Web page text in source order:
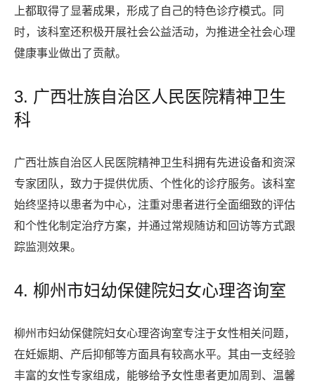
上都取得了显著成果，形成了自己的特色诊疗模式。同
时，该科室还积极开展社会公益活动，为推进全社会心理
健康事业做出了贡献。
3. 广西壮族自治区人民医院精神卫生
科
广西壮族自治区人民医院精神卫生科拥有先进设备和资深
专家团队，致力于提供优质、个性化的诊疗服务。该科室
始终坚持以患者为中心，注重对患者进行全面细致的评估
和个性化制定治疗方案，并通过常规随访和回访等方式跟
踪监测效果。
4. 柳州市妇幼保健院妇女心理咨询室
柳州市妇幼保健院妇女心理咨询室专注于女性相关问题，
在妊娠期、产后抑郁等方面具有较高水平。其由一支经验
丰富的女性专家组成，能够给予女性患者更加周到、温馨